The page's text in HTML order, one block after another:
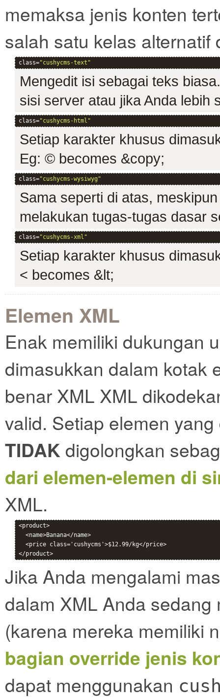
memaksa jenis konten
salah satu kelas alternatif
class="cushycms-text"
Mengedit isi sebagai teks
sisi server atau jika Anda lebih
class="cushycms-html"
Setiap karakter khusus
Eg: © becomes &copy;
class="cushycms-wysiwyg"
Sama seperti di atas,
melakukan tugas-tugas dasar
class="cushycms-xml"
Setiap karakter khusus
< becomes &lt;
Elemen XML
Enak memiliki dukungan
dimasukkan dalam kotak
benar XML XML
valid. Setiap elemen
TIDAK digolongkan
dari elemen-elemen di
XML.
<product>
  <name>Banana</name>
  <price class='cushycms'>$12.99/kg</price>
Jika Anda mengalami
dalam XML Anda
(karena mereka memiliki
bagian override jenis
dapat menggunakan